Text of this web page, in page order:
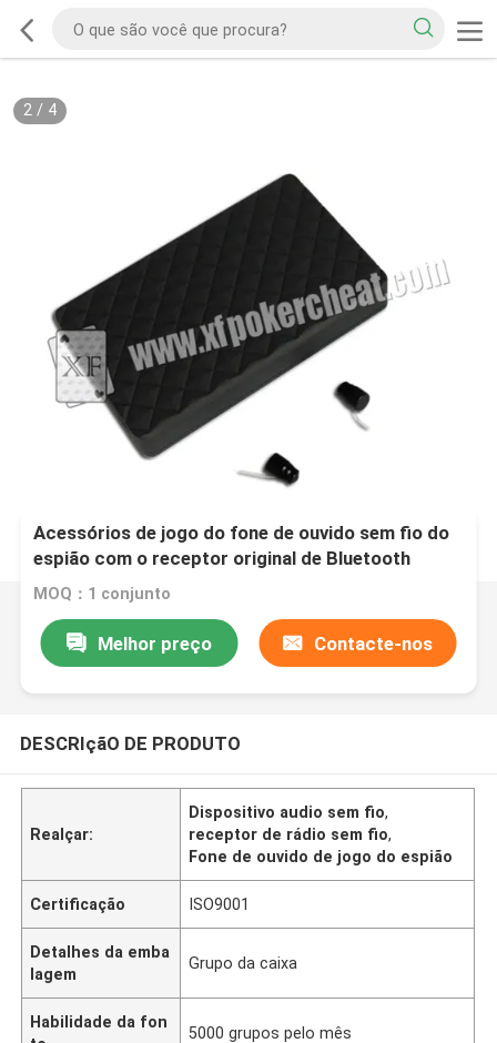
2/ 4
Acessórios de jogo do fone de ouvido sem fio do
espião com o receptor original de Bluetooth
MOQ：1 conjunto
Melhor preço Contacte-nos
DESCRIçãO DE PRODUTO
Realçar:
Dispositivo audio sem fio,
receptor de rádio sem fio,
Fone de ouvido de jogo do espião
Certificação ISO9001
Detalhes da emba
lagem
Grupo da caixa
Habilidade da fon
5000 grupos pelo mês